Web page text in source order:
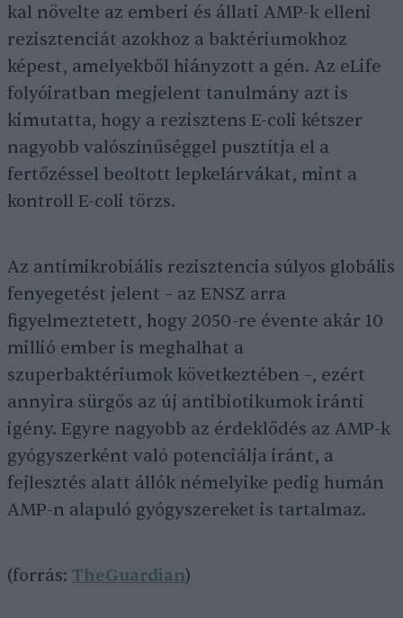
kal növelte az emberi és állati AMP-k elleni
rezisztenciát azokhoz a baktériumokhoz
képest, amelyekből hiányzott a gén. Az eLife
folyóiratban megjelent tanulmány azt is
kimutatta, hogy a rezisztens E-coli kétszer
nagyobb valószínűséggel pusztítja el a
fertőzéssel beoltott lepkelárvákat, mint a
kontroll E-coli törzs.
Az antimikrobiális rezisztencia súlyos globális
fenyegetést jelent – az ENSZ arra
figyelmeztetett, hogy 2050-re évente akár 10
millió ember is meghalhat a
szuperbaktériumok következtében –, ezért
annyira sürgős az új antibiotikumok iránti
igény. Egyre nagyobb az érdeklődés az AMP-k
gyógyszerként való potenciálja iránt, a
fejlesztés alatt állók némelyike pedig humán
AMP-n alapuló gyógyszereket is tartalmaz.
(forrás: TheGuardian)